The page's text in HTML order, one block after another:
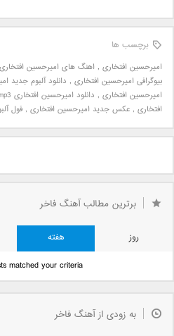
برچسب ها
امیرحسین افتخاری , اهنگ های امیرحسین افتخاری
بیوگرافی امیرحسین افتخاری , دانلود آلبوم جدید
امیرحسین افتخاری , دانلود امیرحسین افتخاری mp3 جدید
افتخاری , عکس جدید امیرحسین افتخاری , فول
برترین مطالب آهنگ فاخر
روز هفته
matched your criteria.
به زودی از آهنگ فاخر